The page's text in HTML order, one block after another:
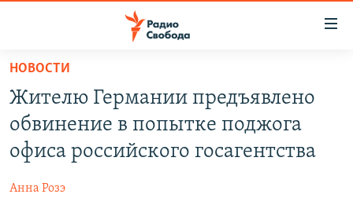
упрощенного
доступа
Вернуться
основному
Вернутся
ПОДКАСТЫ
АВТОРСКИЕ ПРОЕКТЫ
МНЕНИЯ
НОВОСТИ
Жителю Германии предъявлено
обвинение в попытке поджога
офиса российского госагентства
Анна Розэ